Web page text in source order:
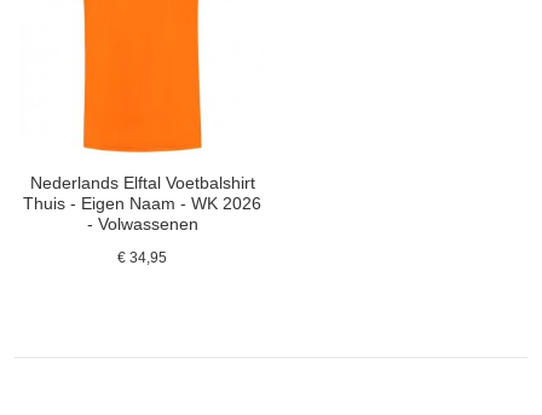
Nederlands Elftal Voetbalshirt
Thuis - Eigen Naam - WK 2026
- Volwassenen
€ 34,95